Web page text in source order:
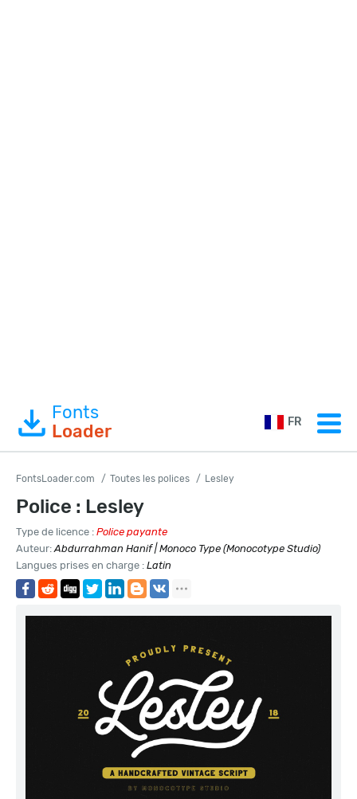
Fonts
Loader
FR
FontsLoader.com Toutes les polices Lesley
Police : Lesley
Type de licence : Police payante
Auteur:Abdurrahman Hanif | Monoco Type (Monocotype Studio)
Langues prises en charge : Latin